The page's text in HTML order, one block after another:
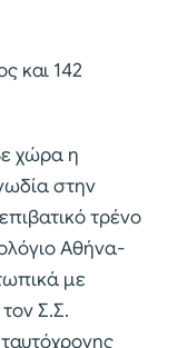
και 142
χώρα η
στην
τρένο
Αθήνα-
με
Σ.Σ.